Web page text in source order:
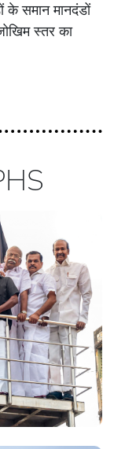
के समान मानदंडों
स्तर का